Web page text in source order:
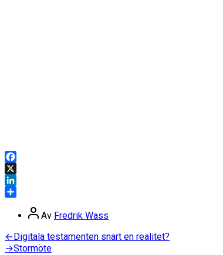
Facebook
X
LinkedIn
Inläggsförfattare
Av Fredrik Wass
Inläggsnavigering
←Föregående
inlägg:
Digitala testamenten snart en realitet?
→Nästa
Stormöte